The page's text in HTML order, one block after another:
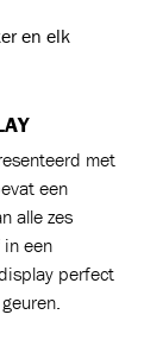
en elk
met
een
alle zes
een
perfect